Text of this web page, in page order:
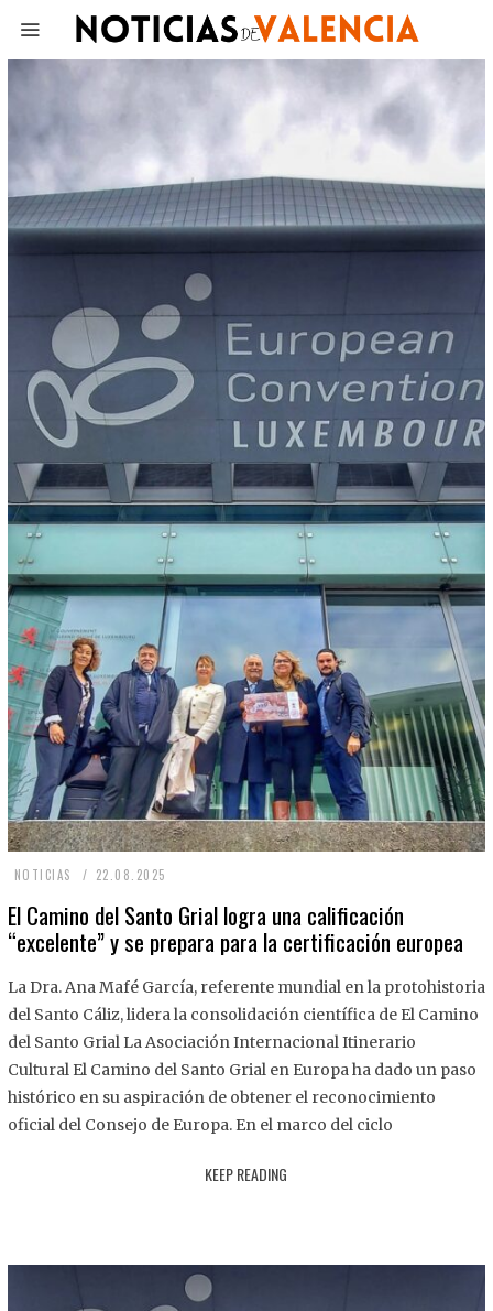
NOTICIAS 22.08.2025
.
8
2
2
El Camino del Santo Grial logra una calificación
“excelente” y se prepara para la certificación europea
La Dra. Ana Mafé García, referente mundial en la protohistoria
del Santo Cáliz, lidera la consolidación científica de El Camino
del Santo Grial La Asociación Internacional Itinerario
Cultural El Camino del Santo Grial en Europa ha dado un paso
histórico en su aspiración de obtener el reconocimiento
oficial del Consejo de Europa. En el marco del ciclo
KEEP READING